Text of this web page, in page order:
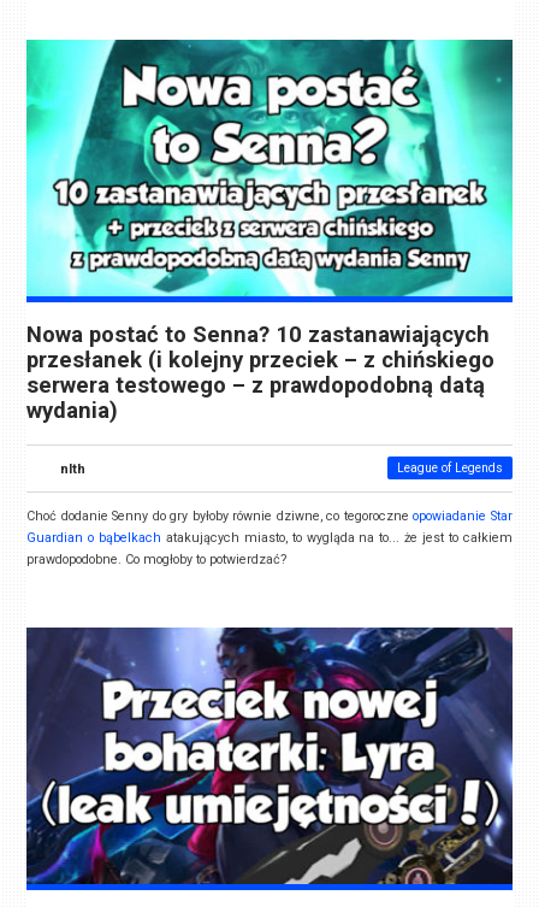
Nowa postać to Senna? 10 zastanawiających
przesłanek (i kolejny przeciek – z chińskiego
serwera testowego – z prawdopodobną datą
wydania)
nlth League of Legends
Choć dodanie Senny do gry byłoby równie dziwne, co tegoroczneopowiadanie Star
Guardian o bąbelkach atakujących miasto, to wygląda na to... że jest to całkiem
prawdopodobne. Co mogłoby to potwierdzać?